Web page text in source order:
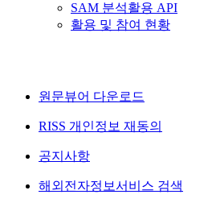
SAM 분석활용 API
활용 및 참여 현황
원문뷰어 다운로드
RISS 개인정보 재동의
공지사항
해외전자정보서비스 검색